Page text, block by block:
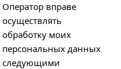
Оператор вправе
осуществлять
обработку моих
персональных данных
следующими